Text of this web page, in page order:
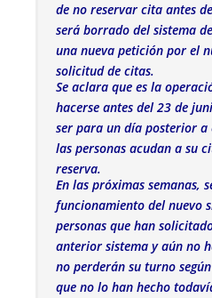
de no reservar cita antes
será borrado del sistema
una nueva petición por el
solicitud de citas.
Se aclara que es la
hacerse antes del 23 de
ser para un día posterior a
las personas acudan a su
reserva.
En las próximas semanas,
funcionamiento del nuevo
personas que han
anterior sistema y aún no
no perderán su turno
que no lo han hecho